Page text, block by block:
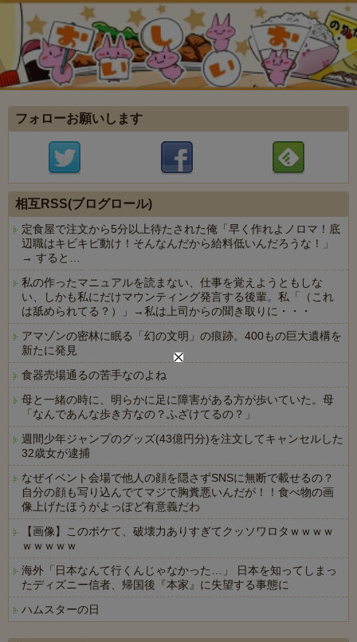
フォローお願いします
相互RSS(ブログロール)
定食屋で注文から5分以上待たされた俺「早く作れよノロマ！底
辺職はキビキビ動け！そんなんだから給料低いんだろうな！」
→ すると…
私の作ったマニュアルを読まない、仕事を覚えようともしな
い、しかも私にだけマウンティング発言する後輩。私「（これ
は舐められてる？）」→私は上司からの聞き取りに・・・
アマゾンの密林に眠る「幻の文明」の痕跡。400もの巨大遺構を
新たに発見
食器売場通るの苦手なのよね
母と一緒の時に、明らかに足に障害がある方が歩いていた。母
「なんであんな歩き方なの？ふざけてるの？」
週間少年ジャンプのグッズ(43億円分)を注文してキャンセルした
32歳女が逮捕
なぜイベント会場で他人の顔を隠さずSNSに無断で載せるの？
自分の顔も写り込んでてマジで胸糞悪いんだが！！食べ物の画
像上げたほうがよっぽど有意義だわ
【画像】このボケて、破壊力ありすぎてクッソワロタｗｗｗｗ
ｗｗｗｗｗ
海外「日本なんて行くんじゃなかった…」 日本を知ってしまっ
たディズニー信者、帰国後『本家』に失望する事態に
ハムスターの日